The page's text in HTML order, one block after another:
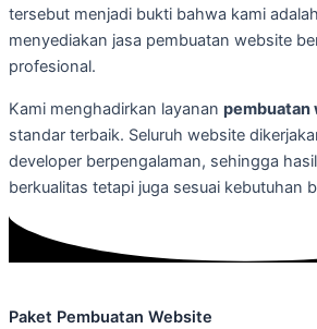
tersebut menjadi bukti bahwa kami
menyediakan jasa pembuatan website
profesional.
Kami menghadirkan layanan pembuatan
standar terbaik. Seluruh website
developer berpengalaman, sehingga
berkualitas tetapi juga sesuai kebutuhan
Paket Pembuatan Website